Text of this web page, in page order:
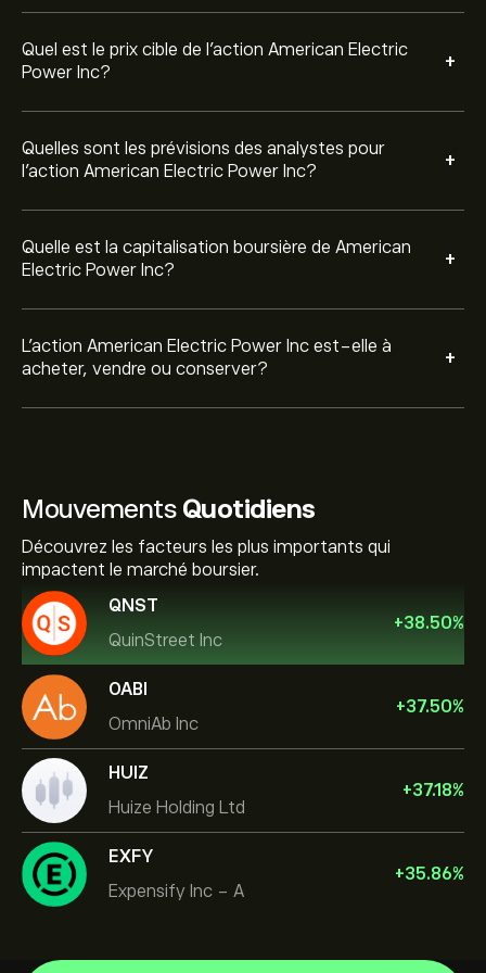
Quel est le prix cible de l'action American Electric
Power Inc?
+
Quelles sont les prévisions des analystes pour
l'action American Electric Power Inc?
+
Quelle est la capitalisation boursière de American
Electric Power Inc?
+
L’action American Electric Power Inc est-elle à
acheter, vendre ou conserver?
+
Mouvements Quotidiens
Découvrez les facteurs les plus importants qui
impactent le marché boursier.
QNST
QuinStreet Inc
+38.50%
OABI
OmniAb Inc
+37.50%
HUIZ
Huize Holding Ltd
+37.18%
EXFY
Expensify Inc - A
+35.86%